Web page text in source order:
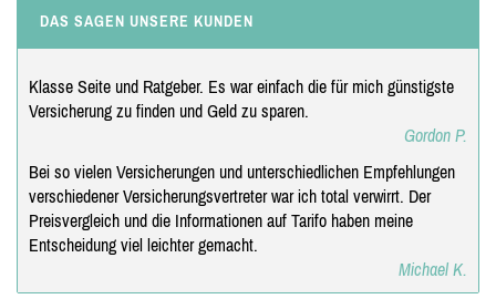
DAS SAGEN UNSERE KUNDEN
Klasse Seite und Ratgeber. Es war einfach die für mich günstigste
Versicherung zu finden und Geld zu sparen.
Gordon P.
Bei so vielen Versicherungen und unterschiedlichen Empfehlungen
verschiedener Versicherungsvertreter war ich total verwirrt. Der
Preisvergleich und die Informationen auf Tarifo haben meine
Entscheidung viel leichter gemacht.
Michael K.